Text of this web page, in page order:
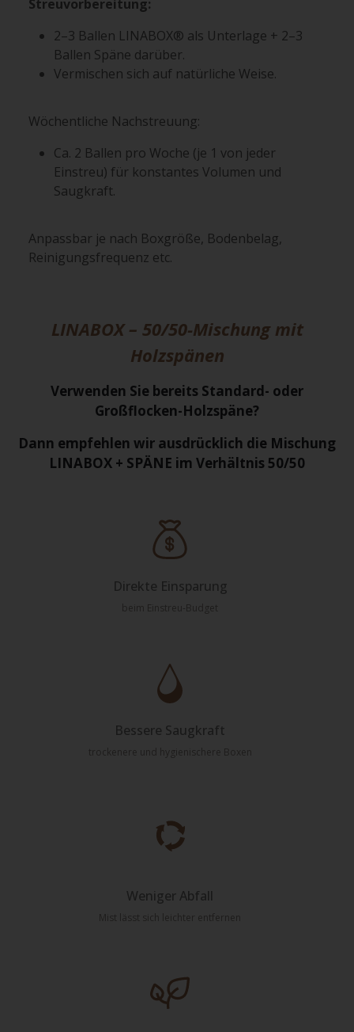
Streuvorbereitung:
2–3 Ballen LINABOX® als Unterlage + 2–3
Ballen Späne darüber.
Vermischen sich auf natürliche Weise.
Wöchentliche Nachstreuung:
Ca. 2 Ballen pro Woche (je 1 von jeder
Einstreu) für konstantes Volumen und
Saugkraft.
Anpassbar je nach Boxgröße, Bodenbelag,
Reinigungsfrequenz etc.
LINABOX – 50/50-Mischung mit
Holzspänen
Verwenden Sie bereits Standard- oder
Großflocken-Holzspäne?
Dann empfehlen wir ausdrücklich die Mischung
LINABOX + SPÄNE im Verhältnis 50/50
Direkte Einsparung
beim Einstreu-Budget
Bessere Saugkraft
trockenere und hygienischere Boxen
Weniger Abfall
Mist lässt sich leichter entfernen